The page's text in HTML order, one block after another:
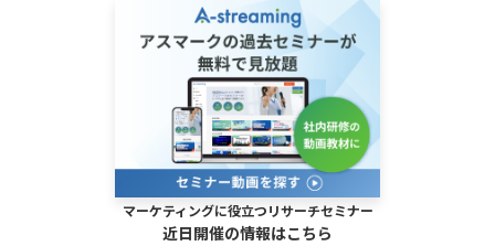
マーケティングに役立つリサーチセミナー
近日開催の情報はこちら